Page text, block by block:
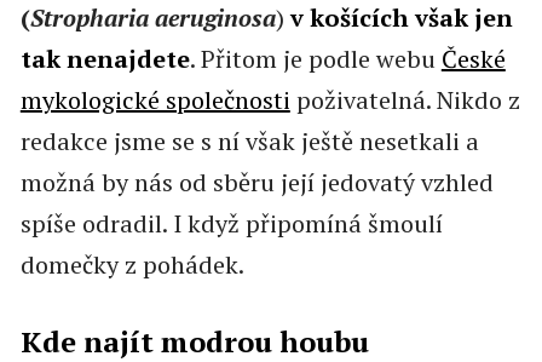
(Stropharia aeruginosa)v košících však jen
tak nenajdete. Přitom je podle webu České
mykologické společnosti poživatelná. Nikdo z
redakce jsme se s ní však ještě nesetkali a
možná by nás od sběru její jedovatý vzhled
spíše odradil. I když připomíná šmoulí
domečky z pohádek.
Kde najít modrou houbu